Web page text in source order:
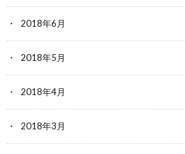
2018年6月
2018年5月
2018年4月
2018年3月